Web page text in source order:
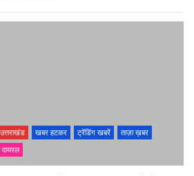
उत्तराखंड खबर हटकर ट्रेंडिंग खबरें
ताज़ा ख़बर
वायरल